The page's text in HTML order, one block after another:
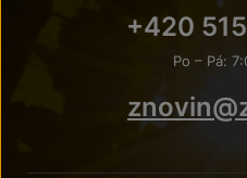
+420
Po – Pá: